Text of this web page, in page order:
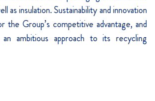
as insulation. Sustainability and innovation
the Group’s competitive advantage, and
an ambitious approach to its recycling